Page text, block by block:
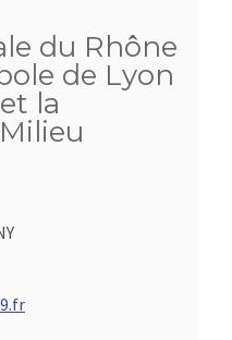
du Rhône
de Lyon
la